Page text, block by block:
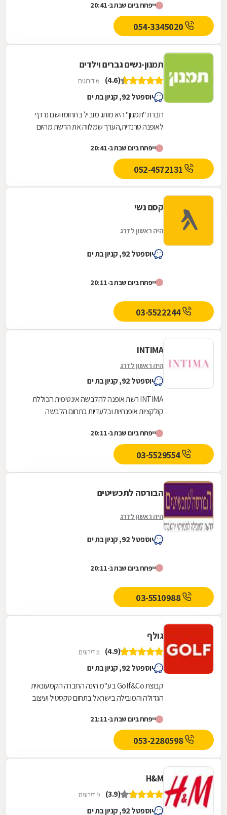
אביב, הפכנו...
ייפתח ביום שבת ב-20:41
תמנון-נשים גברים וילדים
(4.6) 6 דירוגים
יוספטל 92, קניון בת ים
חברת "תמנון" היא מותג מוביל בתחומו ושם נרדף
לאופנה טרנדית,הערך שמלווה את הרשת מהיום
תמורה...
ייפתח ביום שבת ב-20:41
קסם נשי
היה ראשון לדרג
יוספטל 92, קניון בת ים
ייפתח ביום שבת ב-20:11
03-5522244
INTIMA
היה ראשון לדרג
יוספטל 92, קניון בת ים
INTIMA רשת אופנה להלבשה אינטימית הכוללת
קולקציות אופנתיות ובלעדיות בתחום הלבשה
המוצרים מעוצבים...
ייפתח ביום שבת ב-20:11
03-5529554
הבורסה לתכשיטים
היה ראשון לדרג
יוספטל 92, קניון בת ים
ייפתח ביום שבת ב-20:11
03-5510988
גולף
(4.9) 5 דירוגים
יוספטל 92, קניון בת ים
קבוצת Golf&Co בע"מ הינה החברה הקמעונאית
הגדולה והמובילה בישראל בתחום טקסטיל ועיצוב
חנויות,...
ייפתח ביום שבת ב-21:11
053-2280598
H&M
(3.9) 9 דירוגים
יוספטל 92, קניון בת ים